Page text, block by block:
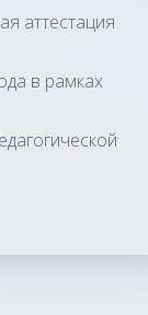
аттестация
в рамках